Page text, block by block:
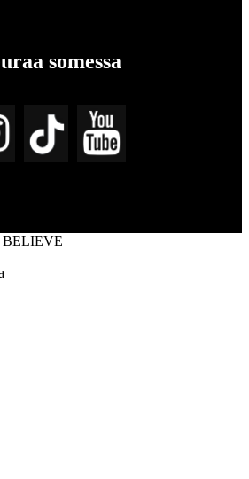
somessa
BELIEVE